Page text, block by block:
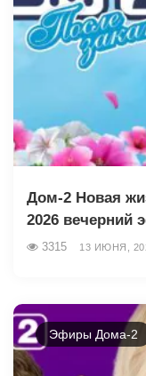
Дом-2 Новая
2026 вечерний
3315 13 ИЮНЯ,
Эфиры Дома-2